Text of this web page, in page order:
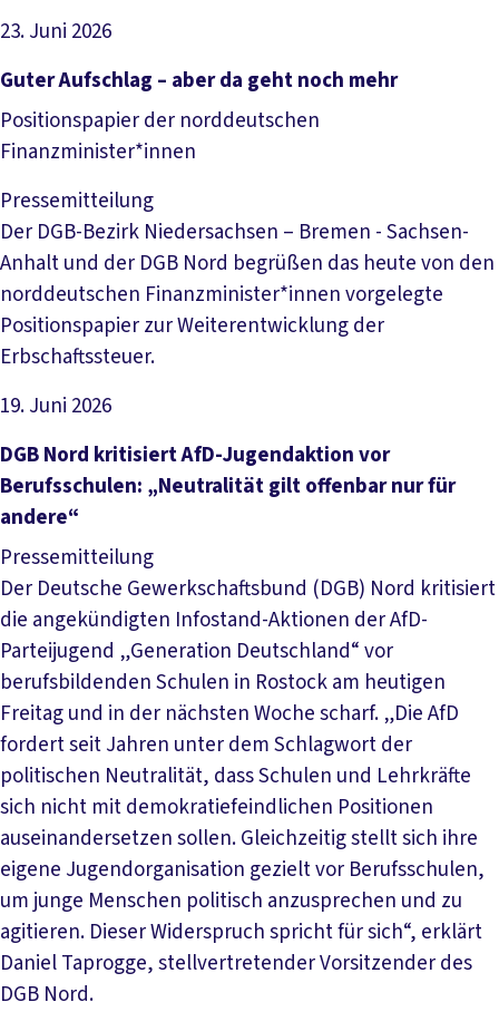
23. Juni 2026
Artikel lesen
Guter Aufschlag – aber da geht noch mehr
Positionspapier der norddeutschen
Finanzminister*innen
Pressemitteilung
Der DGB-Bezirk Niedersachsen – Bremen - Sachsen-
Anhalt und der DGB Nord begrüßen das heute von den
norddeutschen Finanzminister*innen vorgelegte
Positionspapier zur Weiterentwicklung der
Erbschaftssteuer.
19. Juni 2026
Artikel lesen
DGB Nord kritisiert AfD-Jugendaktion vor
Berufsschulen: „Neutralität gilt offenbar nur für
andere“
Pressemitteilung
Der Deutsche Gewerkschaftsbund (DGB) Nord kritisiert
die angekündigten Infostand-Aktionen der AfD-
Parteijugend „Generation Deutschland“ vor
berufsbildenden Schulen in Rostock am heutigen
Freitag und in der nächsten Woche scharf. „Die AfD
fordert seit Jahren unter dem Schlagwort der
politischen Neutralität, dass Schulen und Lehrkräfte
sich nicht mit demokratiefeindlichen Positionen
auseinandersetzen sollen. Gleichzeitig stellt sich ihre
eigene Jugendorganisation gezielt vor Berufsschulen,
um junge Menschen politisch anzusprechen und zu
agitieren. Dieser Widerspruch spricht für sich“, erklärt
Daniel Taprogge, stellvertretender Vorsitzender des
DGB Nord.